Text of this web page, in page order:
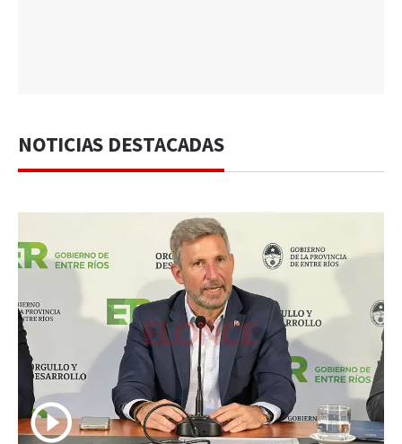
NOTICIAS DESTACADAS